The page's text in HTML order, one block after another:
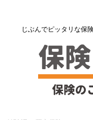
じぶんでピッタリな保